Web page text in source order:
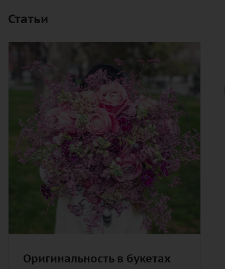
Статьи
Оригинальность в букетах